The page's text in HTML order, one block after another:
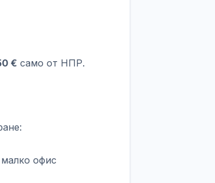
€ само от НПР.
офис